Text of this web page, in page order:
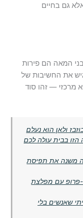
גם בחיים
המאה הם פירות
גולדרייך, גם הוא בן 100, מדגיש את החשיבות של
מרכזי — זהו סוד
ולאן הוא נעלם
בבית עולה לכם
משנה את תפיסת
פרופ עם מפלצת
שאנשים בלי